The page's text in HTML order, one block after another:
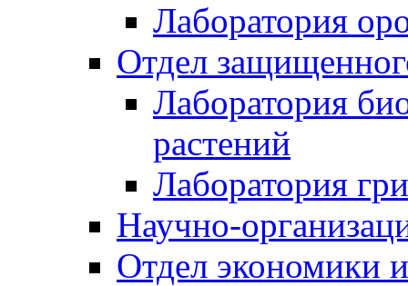
Лаборатория
Отдел
Лаборатория
растений
Лаборатория
Научно-
Отдел экономики